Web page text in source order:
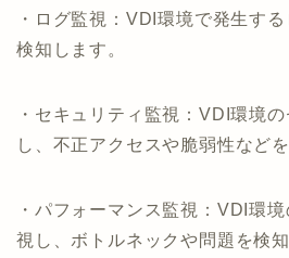
・ログ監視：VDI環境で発生す
検知します。
・セキュリティ監視：VDI環境
し、不正アクセスや脆弱性など
・パフォーマンス監視：VDI環
視し、ボトルネックや問題を検知